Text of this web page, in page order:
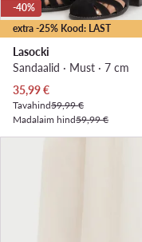
extra -25% Kood: LAST
-40%
Lasocki
Sandaalid · Must · 7 cm
Praegune hind
35,99€
Tavahind59,99 €
Madalaim hind59,99 €